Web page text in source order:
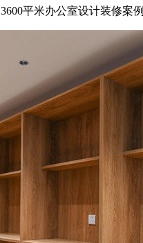
3600平米办公室设计装修案例